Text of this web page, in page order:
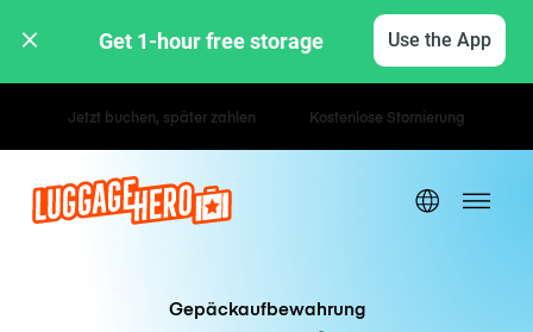
Get 1-hour free storage Use the App
Stunden- / Tagestarife
Gepäckaufbewahrung